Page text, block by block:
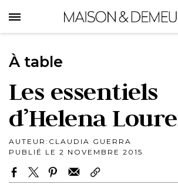
to
main
content
À table
Les essentiels
d’Helena
AUTEUR: CLAUDIA GUERRA
PUBLIÉ LE 2 NOVEMBRE 2015